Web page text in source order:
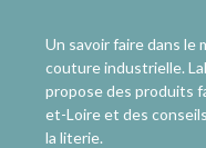
Un savoir faire dans le
couture industrielle.
propose des produits
et-Loire et des
la literie.